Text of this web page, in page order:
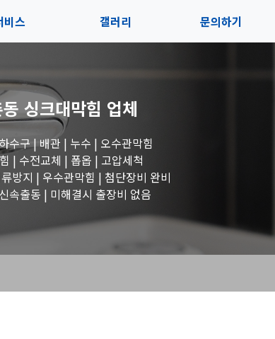
비스
로그
갤러리
수도꼭지 작업
세면대 작업
변기 작업
문의하기
싱크대막힘 업체
수구 | 배관 | 누수 | 오수관막힘
| 수전교체 | 폽옵 | 고압세척
방지 | 우수관막힘 | 첨단장비 완비
속출동 | 미해결시 출장비 없음